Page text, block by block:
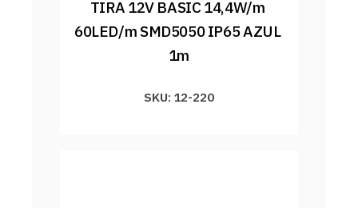
TIRA 12V BASIC 14,4W/m
60LED/m SMD5050 IP65 AZUL
1m
SKU: 12-220